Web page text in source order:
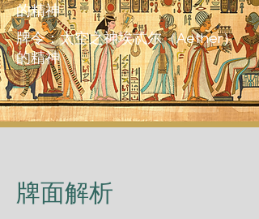
的精神
牌令：太空之神埃忒尔（Aether）
的精神
​牌面解析